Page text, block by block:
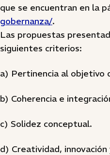
que se encuentran en la
gobernanza/.
Las propuestas
siguientes criterios:
a) Pertinencia al objetivo
b) Coherencia e
c) Solidez conceptual.
d) Creatividad,